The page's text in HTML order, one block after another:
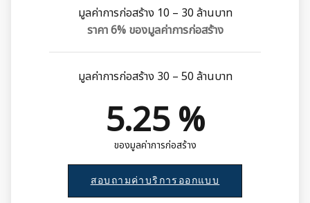
มูลค่าการก่อสร้าง 10 – 30 ล้านบาท
ราคา 6% ของมูลค่าการก่อสร้าง
มูลค่าการก่อสร้าง 30 – 50 ล้านบาท
5.25 %
ของมูลค่าการก่อสร้าง
สอบถามค่าบริการออกแบบ